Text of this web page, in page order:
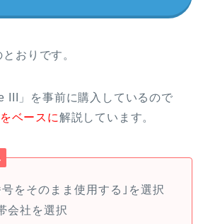
おりです。
III」を事前に購入しているので
ベースに解説しています。
をそのまま使用する｣を選択
会社を選択